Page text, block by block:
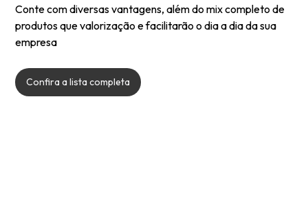
Conte com diversas vantagens, além do mix completo de
produtos que valorização e facilitarão o dia a dia da sua
empresa
Confira a lista completa